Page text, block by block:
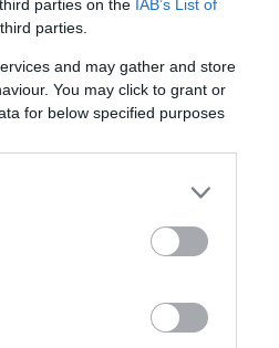
parties on the IAB’s List of
parties.
and may gather and store
You may click to grant or
for below specified purposes
ο
τη